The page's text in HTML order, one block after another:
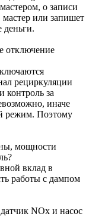
о записи
или запишет
деньги.
отключение
рециркуляции
контроль за
иначе
режим. Поэтому
мощности
вклад в
работы с дампом
NOx и насос